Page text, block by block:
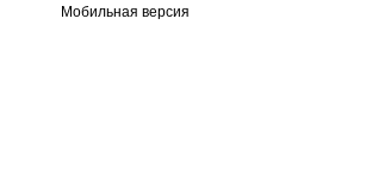
Мобильная версия